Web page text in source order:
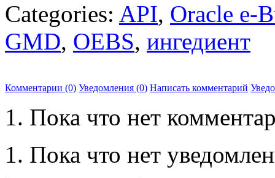
Categories: API, Oracle e-
GMD, OEBS, ингедиент
Комментарии (0) Уведомления (0) Написать комментарий
Пока что нет
Пока что нет